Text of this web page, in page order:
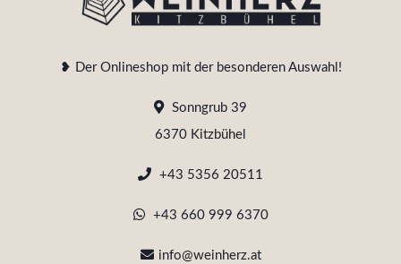
❥ Der Onlineshop mit der besonderen Auswahl!
Sonngrub 39
6370 Kitzbühel
+43 5356 20511
+43 660 999 6370
info@weinherz.at